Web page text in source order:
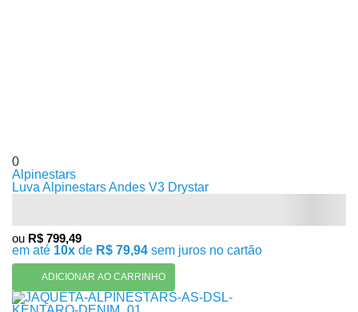
0
Alpinestars
Luva Alpinestars Andes V3 Drystar
ou R$ 799,49
em até 10x de R$ 79,94 sem juros no cartão
ADICIONAR AO CARRINHO